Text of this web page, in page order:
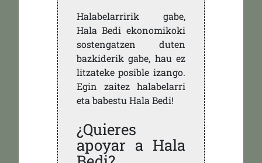
Halabelarririk gabe,
Hala Bedi ekonomikoki
sostengatzen duten
bazkiderik gabe, hau ez
litzateke posible izango.
Egin zaitez halabelarri
eta babestu Hala Bedi!
¿Quieres
apoyar a Hala